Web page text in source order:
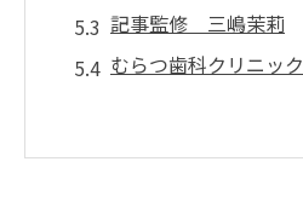
記事監修 三嶋茉莉
むらつ歯科クリニック